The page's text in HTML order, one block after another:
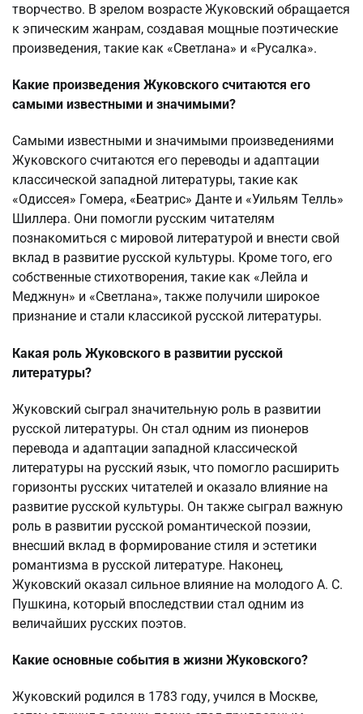
творчество. В зрелом возрасте Жуковский обращается
к эпическим жанрам, создавая мощные поэтические
произведения, такие как «Светлана» и «Русалка».
Какие произведения Жуковского считаются его
самыми известными и значимыми?
Самыми известными и значимыми произведениями
Жуковского считаются его переводы и адаптации
классической западной литературы, такие как
«Одиссея» Гомера, «Беатрис» Данте и «Уильям Телль»
Шиллера. Они помогли русским читателям
познакомиться с мировой литературой и внести свой
вклад в развитие русской культуры. Кроме того, его
собственные стихотворения, такие как «Лейла и
Меджнун» и «Светлана», также получили широкое
признание и стали классикой русской литературы.
Какая роль Жуковского в развитии русской
литературы?
Жуковский сыграл значительную роль в развитии
русской литературы. Он стал одним из пионеров
перевода и адаптации западной классической
литературы на русский язык, что помогло расширить
горизонты русских читателей и оказало влияние на
развитие русской культуры. Он также сыграл важную
роль в развитии русской романтической поэзии,
внесший вклад в формирование стиля и эстетики
романтизма в русской литературе. Наконец,
Жуковский оказал сильное влияние на молодого А. С.
Пушкина, который впоследствии стал одним из
величайших русских поэтов.
Какие основные события в жизни Жуковского?
Жуковский родился в 1783 году, учился в Москве,